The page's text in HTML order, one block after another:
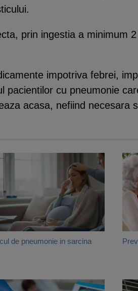
prin ingestia a minimum
impotriva febrei,
pacientilor cu pneumonie
acasa, nefiind necesara
de pneumonie in sarcina